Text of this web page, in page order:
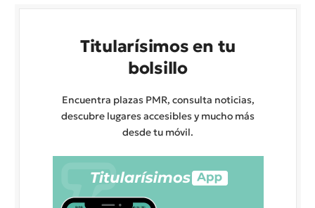
Titularísimos en tu
bolsillo
Encuentra plazas PMR, consulta noticias,
descubre lugares accesibles y mucho más
desde tu móvil.